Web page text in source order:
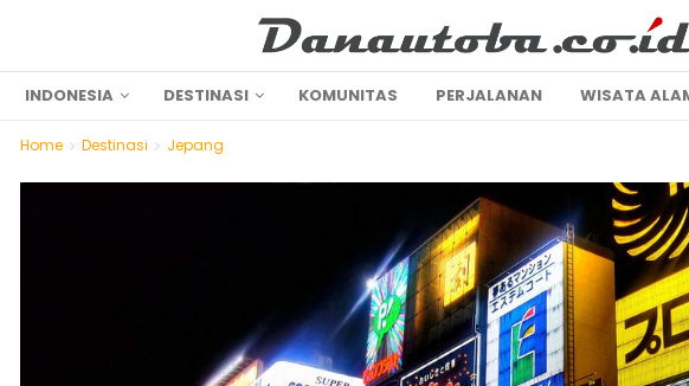
INDONESIA DESTINASI KOMUNITAS PERJALANAN WISATA
Home Destinasi Jepang